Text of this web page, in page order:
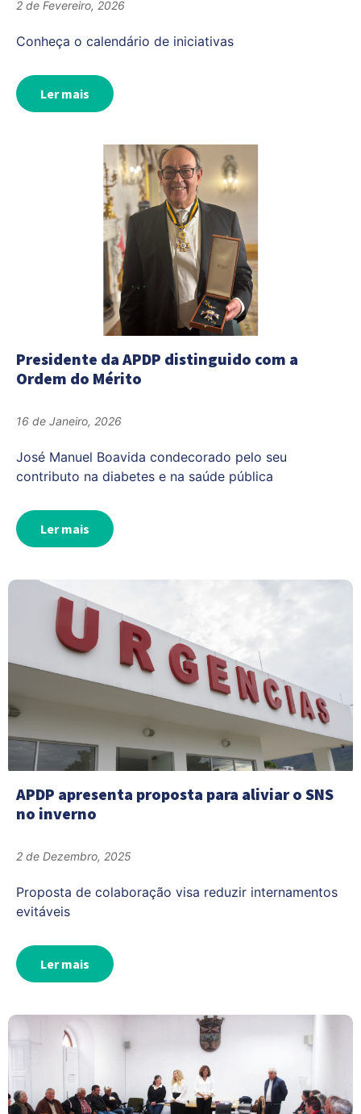
2 de Fevereiro, 2026
Conheça o calendário de iniciativas
Ler mais
Presidente da APDP distinguido com a
Ordem do Mérito
16 de Janeiro, 2026
José Manuel Boavida condecorado pelo seu
contributo na diabetes e na saúde pública
Ler mais
APDP apresenta proposta para aliviar o SNS
no inverno
2 de Dezembro, 2025
Proposta de colaboração visa reduzir internamentos
evitáveis
Ler mais